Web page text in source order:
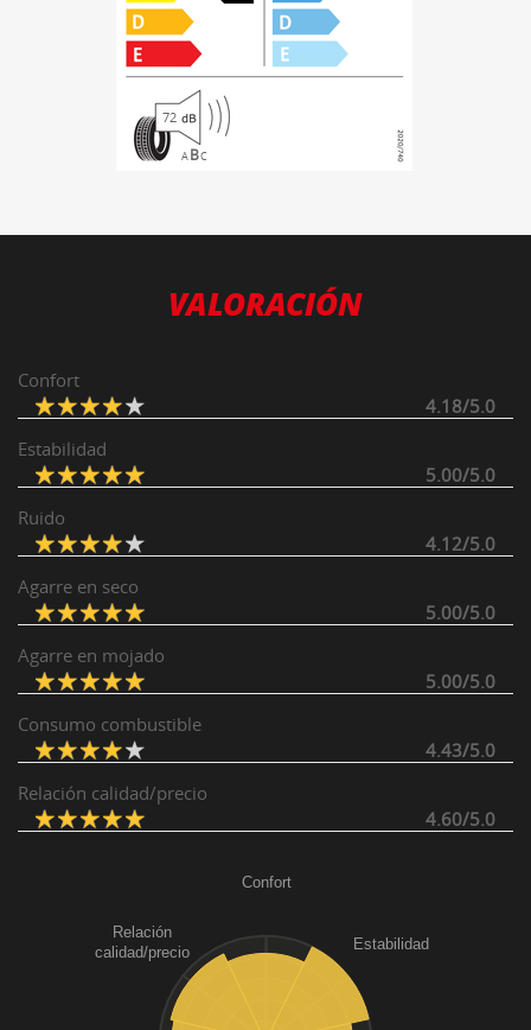
72
A BC
VALORACIÓN
Confort
4.18/5.0
Estabilidad
5.00/5.0
Ruido
4.12/5.0
Agarre en seco
5.00/5.0
Agarre en mojado
5.00/5.0
Consumo combustible
4.43/5.0
Relación calidad/precio
4.60/5.0
Confort
Estabilidad
Relación
calidad/precio